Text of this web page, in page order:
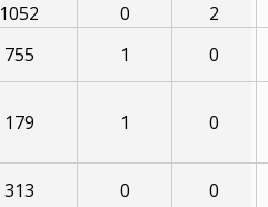
1052 0
2
755 1
0
179 1 0
313 0
0